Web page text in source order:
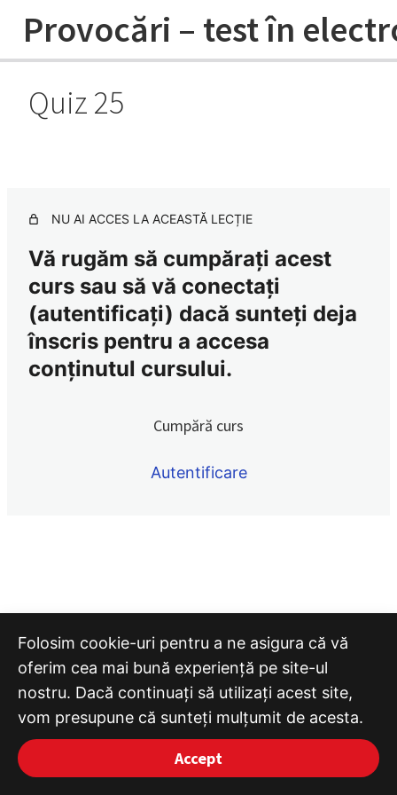
Provocări – test în
Quiz 25
Sezonul 1 ECG QUIZ – 1-10 sesiuni
înregistrate
Sezonul 3 ECG QUIZ
Quiz 21
Quiz 22
Quiz 23
NU AI ACCES LA ACEASTĂ LECȚIE
Vă rugăm să cumpărați acest
curs sau să vă conectați
(autentificați) dacă sunteți deja
înscris pentru a accesa
conținutul cursului.
Cumpără curs
Autentificare
Folosim cookie-uri pentru a ne asigura că vă
oferim cea mai bună experiență pe site-ul
nostru. Dacă continuați să utilizați acest site,
vom presupune că sunteți mulțumit de acesta.
Accept